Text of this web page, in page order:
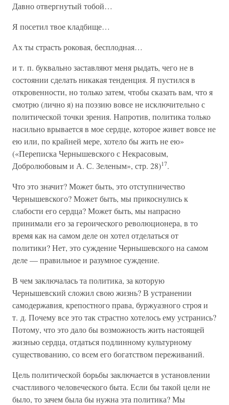
Давно отвергнутый тобой…
Я посетил твое кладбище…
Ах ты страсть роковая, бесплодная…
и т. п. буквально заставляют меня рыдать, чего не в
состоянии сделать никакая тенденция. Я пустился в
откровенности, но только затем, чтобы сказать вам, что я
смотрю (лично я) на поэзию вовсе не исключительно с
политической точки зрения. Напротив, политика только
насильно врывается в мое сердце, которое живет вовсе не
ею или, по крайней мере, хотело бы жить не ею»
(«Переписка Чернышевского с Некрасовым,
Добролюбовым и А. С. Зеленым», стр. 28)17.
Что это значит? Может быть, это отступничество
Чернышевского? Может быть, мы прикоснулись к
слабости его сердца? Может быть, мы напрасно
принимали его за героического революционера, в то
время как на самом деле он хотел отделаться от
политики? Нет, это суждение Чернышевского на самом
деле — правильное и разумное суждение.
В чем заключалась та политика, за которую
Чернышевский сложил свою жизнь? В устранении
самодержавия, крепостного права, буржуазного строя и
т. д. Почему все это так страстно хотелось ему устранись?
Потому, что это дало бы возможность жить настоящей
жизнью сердца, отдаться подлинному культурному
существованию, со всем его богатством переживаний.
Цель политической борьбы заключается в установлении
счастливого человеческого быта. Если бы такой цели не
было, то зачем была бы нужна эта политика? Мы